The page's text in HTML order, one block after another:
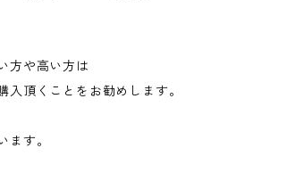
方や高い方は
頂くことをお勧めします。
す。